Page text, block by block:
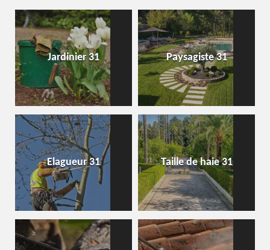
Jardinier 31 Paysagiste 31
Elagueur 31 Taille de haie 31